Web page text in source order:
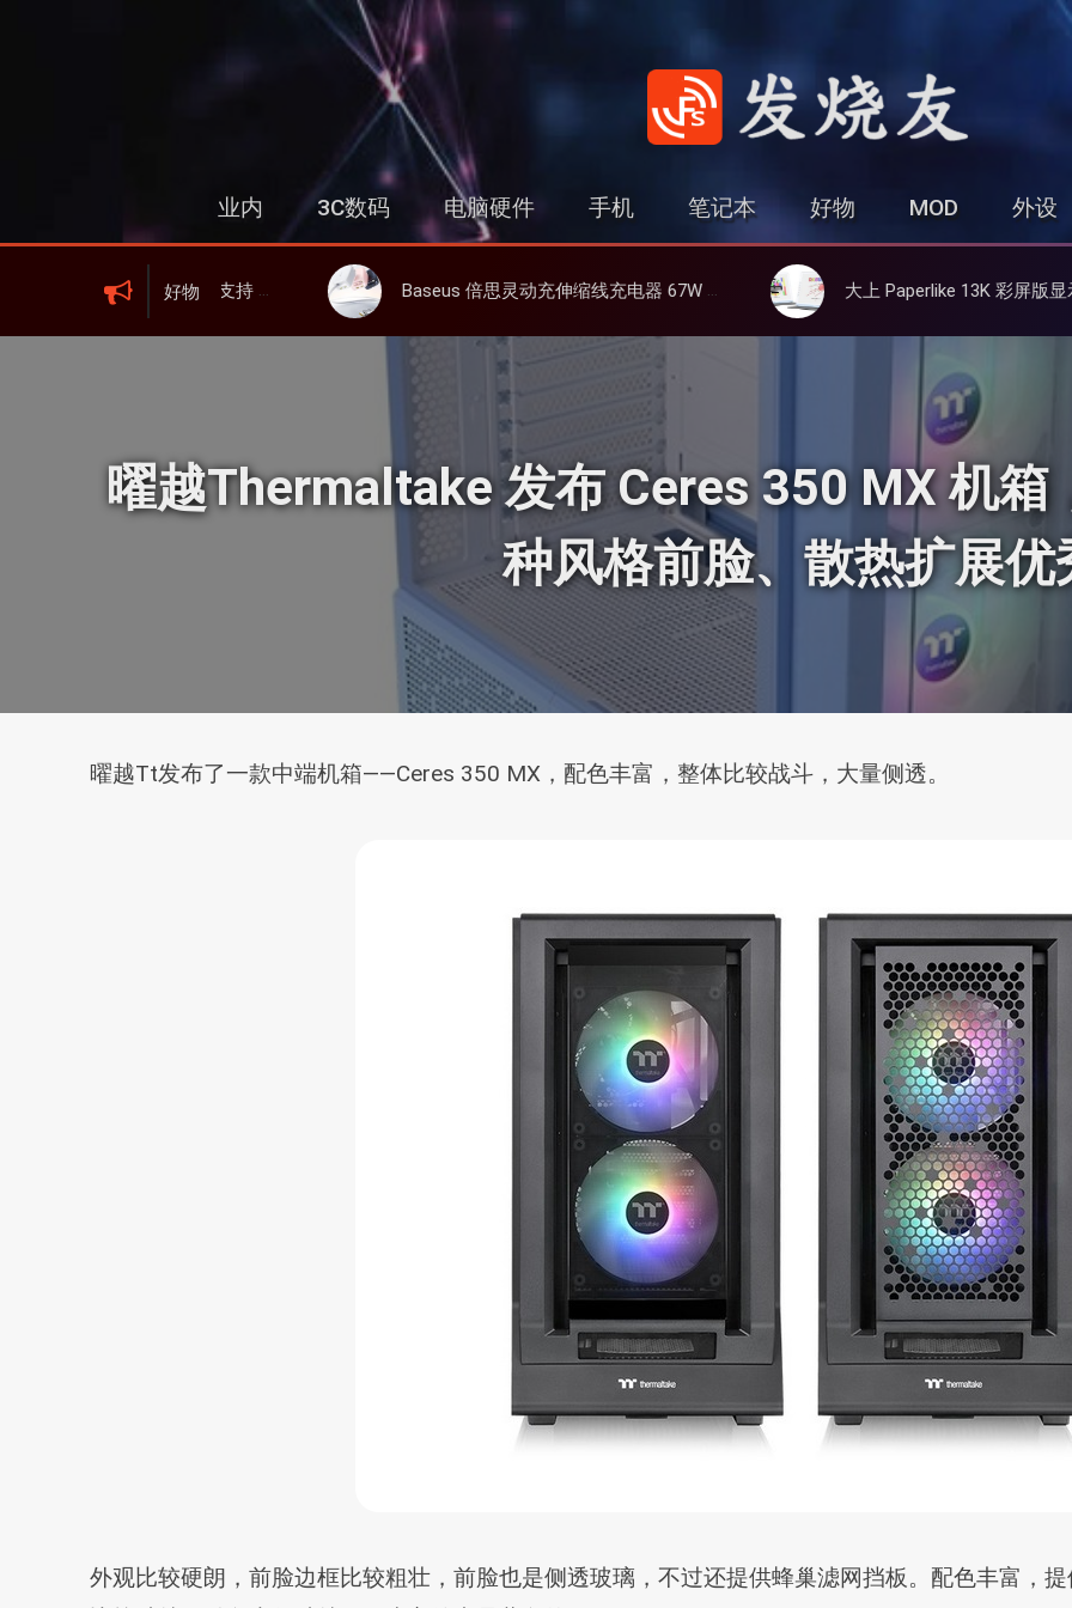
发烧友
业内 3C数码 电脑硬件 手机 笔记本 好物 MOD 外设
好物
屏显、6000mAh 电池、峰值下行2.0Gbps Baseus 倍思灵动充伸缩线充电器 67W 3C，超耐用可伸缩线、氮化镓、3C多设备同时充 大上 Paperlike 13K 彩屏版显示屏，13.3英寸高刷彩色墨水屏
曜越Thermaltake 发布 Ceres 350 MX 机
种风格前脸、散热扩展优
曜越Tt发布了一款中端机箱——Ceres 350 MX，配色丰富，整体比较战斗，大量侧透。
外观比较硬朗，前脸边框比较粗壮，前脸也是侧透玻璃，不过还提供蜂巢滤网挡板。配色丰富，